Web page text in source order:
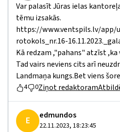
Var palasīt Jūras ielas
tēmu izsakās.
https://www.ventspils.lv/app/
rotokols_nr.16-
Kā redzam ,"pahans" atzīst
Tad vairs neviens cits arī
Landmaņa kungs.Bet viens
4 0Ziņot redaktoram
E edmundos
22.11.2023, 18:23:45